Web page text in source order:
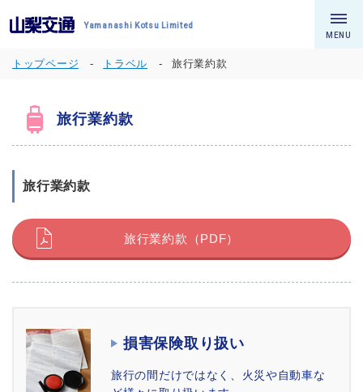
Yamanashi Kotsu Limited
MENU
トップページ トラベル 旅行業約款
旅行業約款
旅行業約款
旅行業約款（PDF）
損害保険取り扱い
旅行の間だけではなく、火災や自動車な